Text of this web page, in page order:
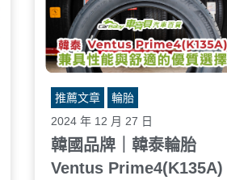
韓國品牌｜韓泰輪胎
Ventus Prime4(K135A)
2024 年 12 月 27 日
推薦文章 輪胎